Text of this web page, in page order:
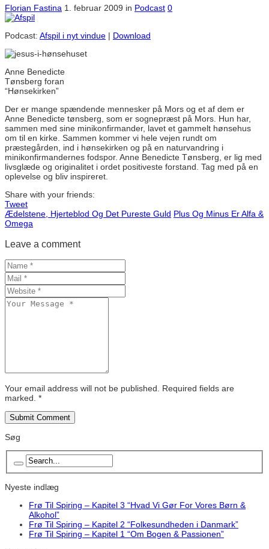
Florian Fastina 1. februar 2009 in Podcast 0
Podcast: Afspil i nyt vindue | Download
Anne Benedicte
Tønsberg foran
“Hønsekirken”
Der er mange spændende mennesker på Mors og et af dem er
Anne Benedicte tønsberg, som er sognepræst på Mors. Hun har,
sammen med sine minikonfirmander, lavet et gammelt hønsehus
om til en kirke. Sammen kommer vi hele vejen rundt om
præstegården, ind i hønsekirken og på en naturvandring i
minikonfirmandernes fodspor. Anne Benedicte Tønsberg, er lig med
livsglæde og originalitet i ordet positiveste forstand. Tag med på en
oplevelse og bliv inspireret.
Share with your friends:
Tweet
Ædelstene, Hjerteblod Og Det Pureste Guld Plus Og Minus Er Alfa &
Omega
Leave a comment
Your email address will not be published. Required fields are
marked. *
Søg
Nyeste indlæg
Frø Til Spiring – Kapitel 3 “Hvad Vi Gør For Vores Børn &
Alkohol”
Frø Til Spiring – Kapitel 2 “Folkesundheden i Danmark”
Frø Til Spiring – Kapitel 1 “Om Bogen & Passionen”